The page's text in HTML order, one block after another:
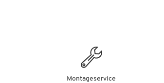
Montageservice